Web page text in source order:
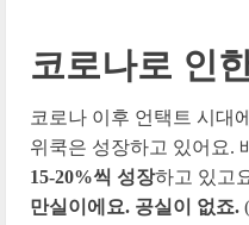
코로나로 인
코로나 이후 언택트 시대
위쿡은 성장하고 있어요.
15-20%씩 성장하고 있고
만실이에요. 공실이 없죠. (